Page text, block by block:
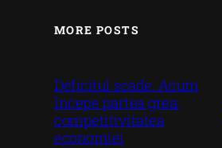
MORE POSTS
Deficitul scade. Acum
începe partea grea:
competitivitatea
economiei